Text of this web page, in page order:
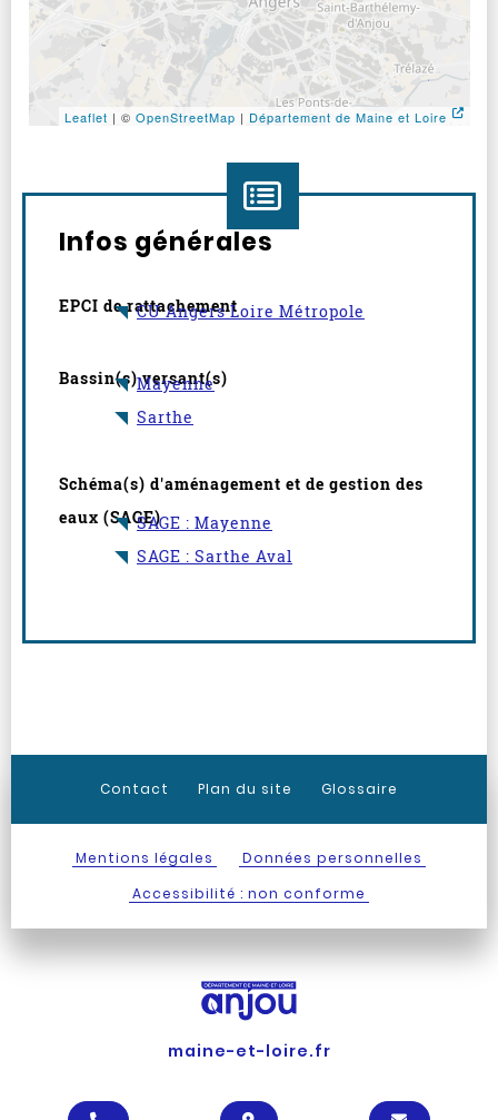
Infos générales
EPCI de rattachement
CU Angers Loire Métropole
Bassin(s) versant(s)
Mayenne
Sarthe
Schéma(s) d'aménagement et de gestion des
eaux (SAGE)SAGE : Mayenne
SAGE : Sarthe Aval
Leaflet | © OpenStreetMap | Département de Maine et Loire
Contact Plan du site Glossaire
Mentions légales
Données personnelles
Accessibilité : non conforme
maine-et-loire.fr